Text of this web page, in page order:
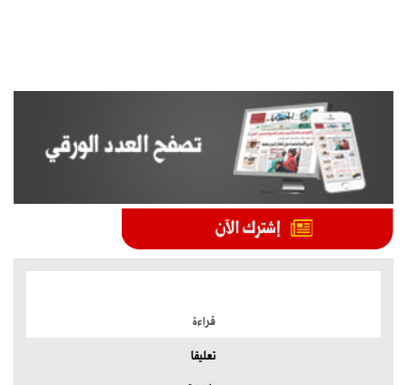
قراءة
تعليقا